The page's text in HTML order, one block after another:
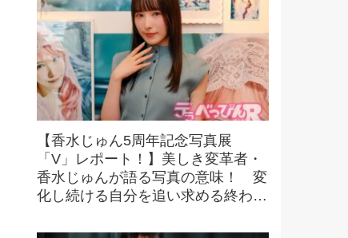
【香水じゅん5周年記念写真展
「V」レポート！】美しき変革者・
香水じゅんが語る写真の意味！ 変
化し続ける自分を追い求める終わり